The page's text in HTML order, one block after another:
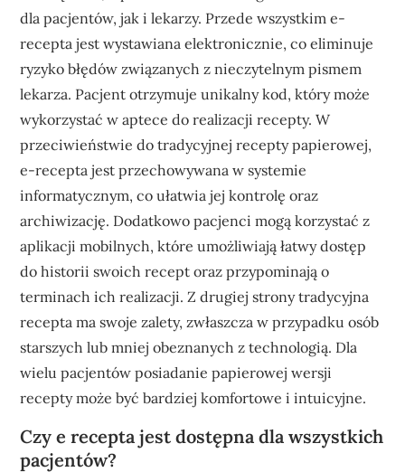
dla pacjentów, jak i lekarzy. Przede wszystkim e-
recepta jest wystawiana elektronicznie, co eliminuje
ryzyko błędów związanych z nieczytelnym pismem
lekarza. Pacjent otrzymuje unikalny kod, który może
wykorzystać w aptece do realizacji recepty. W
przeciwieństwie do tradycyjnej recepty papierowej,
e-recepta jest przechowywana w systemie
informatycznym, co ułatwia jej kontrolę oraz
archiwizację. Dodatkowo pacjenci mogą korzystać z
aplikacji mobilnych, które umożliwiają łatwy dostęp
do historii swoich recept oraz przypominają o
terminach ich realizacji. Z drugiej strony tradycyjna
recepta ma swoje zalety, zwłaszcza w przypadku osób
starszych lub mniej obeznanych z technologią. Dla
wielu pacjentów posiadanie papierowej wersji
recepty może być bardziej komfortowe i intuicyjne.
Czy e recepta jest dostępna dla wszystkich
pacjentów?